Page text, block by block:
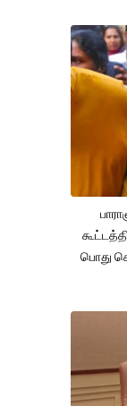
பொது